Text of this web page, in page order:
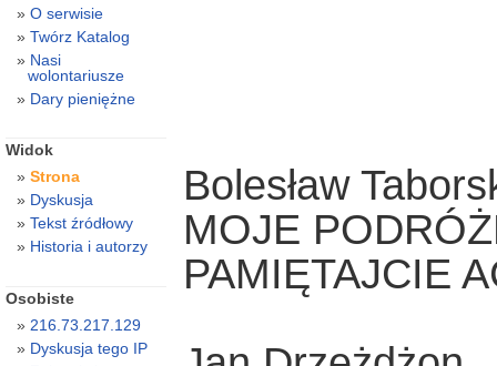
Bolesław
MOJE
PAMIĘTAJCIE
O serwisie
Twórz Katalog
Nasi
wolontariusze
Dary pieniężne
Widok
Strona
Dyskusja
Tekst źródłowy
Historia i autorzy
Osobiste
216.73.217.129
Dyskusja tego IP